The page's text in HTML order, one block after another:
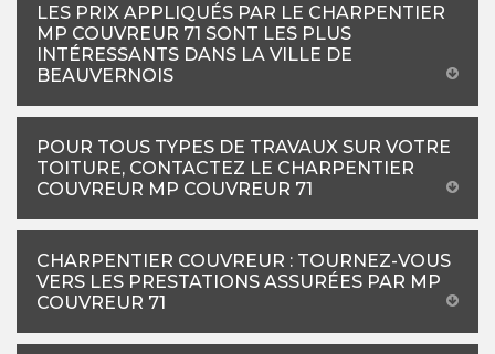
LES PRIX APPLIQUÉS PAR LE CHARPENTIER
MP COUVREUR 71 SONT LES PLUS
INTÉRESSANTS DANS LA VILLE DE
BEAUVERNOIS
POUR TOUS TYPES DE TRAVAUX SUR VOTRE
TOITURE, CONTACTEZ LE CHARPENTIER
COUVREUR MP COUVREUR 71
CHARPENTIER COUVREUR : TOURNEZ-VOUS
VERS LES PRESTATIONS ASSURÉES PAR MP
COUVREUR 71